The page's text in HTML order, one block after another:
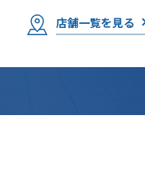
店舗一覧を見る